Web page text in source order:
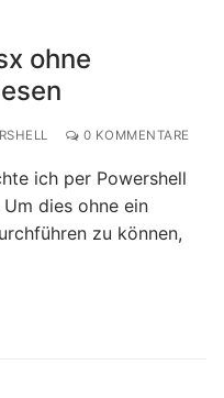
ohne
0 KOMMENTARE
ich per Powershell
dies ohne ein
zu können,